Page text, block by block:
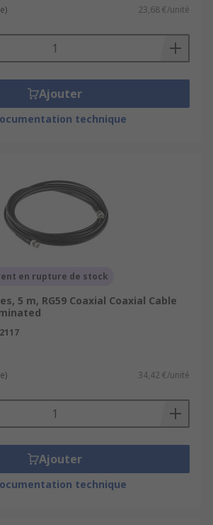
23,68 €/unité
Ajouter
technique
en rupture de stock
5 m, RG59 Coaxial Coaxial Cable
34,42 €/unité
Ajouter
technique